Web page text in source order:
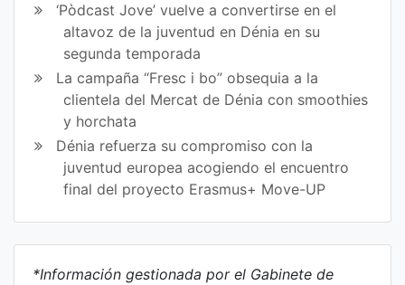
‘Pòdcast Jove’ vuelve a convertirse en el
altavoz de la juventud en Dénia en su
segunda temporada
La campaña “Fresc i bo” obsequia a la
clientela del Mercat de Dénia con smoothies
y horchata
Dénia refuerza su compromiso con la
juventud europea acogiendo el encuentro
final del proyecto Erasmus+ Move-UP
*Información gestionada por el Gabinete de